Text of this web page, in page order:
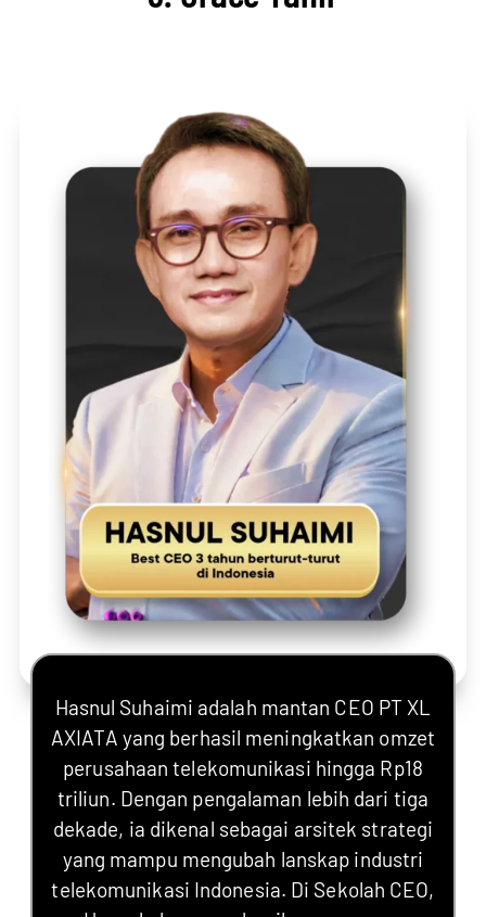
Hasnul Suhaimi adalah mantan CEO PT XL
AXIATA yang berhasil meningkatkan omzet
perusahaan telekomunikasi hingga Rp18
triliun. Dengan pengalaman lebih dari tiga
dekade, ia dikenal sebagai arsitek strategi
yang mampu mengubah lanskap industri
telekomunikasi Indonesia. Di Sekolah CEO,